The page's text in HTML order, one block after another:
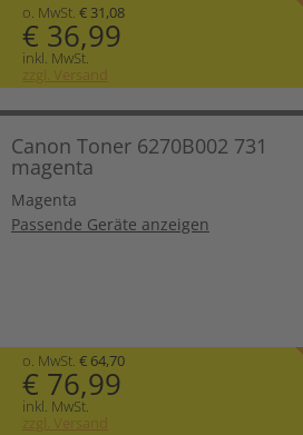
o. MwSt. € 31,08
€ 36,99
inkl. MwSt.
zzgl. Versand
Canon Toner 6270B002 731
magenta
Magenta
Passende Geräte anzeigen
o. MwSt. € 64,70
€ 76,99
inkl. MwSt.
zzgl. Versand